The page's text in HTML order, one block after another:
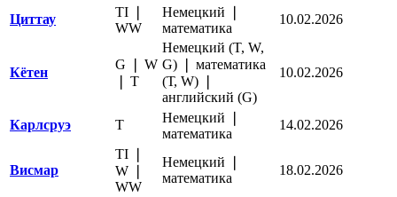
Циттау
TI ❘
WW
Немецкий ❘
математика
10.02.2026
Кётен
G ❘ W
❘ Т
Немецкий (T, W,
G) ❘ математика
(Т, W) ❘
английский (G)
10.02.2026
Карлсруэ Т
Немецкий ❘
математика
14.02.2026
Висмар
TI ❘
W ❘
WW
Немецкий ❘
математика
18.02.2026